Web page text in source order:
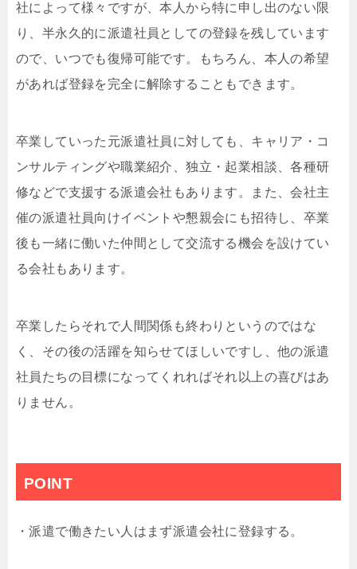
社によって様々ですが、本人から特に申し出のない限
り、半永久的に派遣社員としての登録を残しています
ので、いつでも復帰可能です。もちろん、本人の希望
があれば登録を完全に解除することもできます。
卒業していった元派遣社員に対しても、キャリア・コ
ンサルティングや職業紹介、独立・起業相談、各種研
修などで支援する派遣会社もあります。また、会社主
催の派遣社員向けイベントや懇親会にも招待し、卒業
後も一緒に働いた仲間として交流する機会を設けてい
る会社もあります。
卒業したらそれで人間関係も終わりというのではな
く、その後の活躍を知らせてほしいですし、他の派遣
社員たちの目標になってくれればそれ以上の喜びはあ
りません。
POINT
・派遣で働きたい人はまず派遣会社に登録する。